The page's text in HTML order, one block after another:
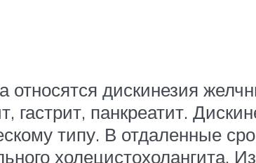
дискинезия
гастрит, панкреатит.
типу. В отдаленные